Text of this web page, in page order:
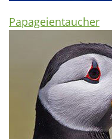
Papageientaucher